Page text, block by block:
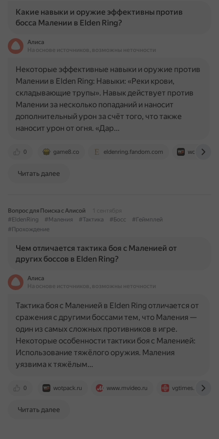
Какие навыки и оружие эффективны против
босса Малении в Elden Ring?
Алиса
На основе источников, возможны неточности
0 game8.co eldenring.fandom.com wotpack.ru
Некоторые эффективные навыки и оружие против
Малении в Elden Ring: Навыки: «Реки крови,
складывающие трупы». Навык действует против
Малении за несколько попаданий и наносит
дополнительный урон за счёт того, что также
наносит урон от огня. «Дар…
Читать далее
Вопрос для Поиска с Алисой
1 сентября
#EldenRing
#Маления #Тактика #Босс
#Геймплей
#Прохождение
Чем отличается тактика боя с Маленией от
других боссов в Elden Ring?
Алиса
На основе источников, возможны неточности
0 wotpack.ru www.mvideo.ru vgtimes.ru
Тактика боя с Маленией в Elden Ring отличается от
сражения с другими боссами тем, что Маления —
один из самых сложных противников в игре.
Некоторые особенности тактики боя с Маленией:
Использование тяжёлого оружия. Маления
уязвима к тяжёлым…
Читать далее